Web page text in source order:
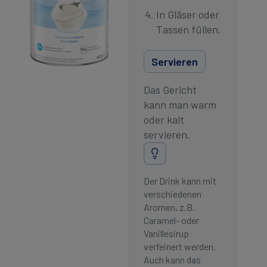
In Gläser oder
Tassen füllen.
Servieren
Das Gericht
kann man warm
oder kalt
servieren.
Der Drink kann mit
verschiedenen
Aromen, z.B.
Caramel- oder
Vanillesirup
verfeinert werden.
Auch kann das